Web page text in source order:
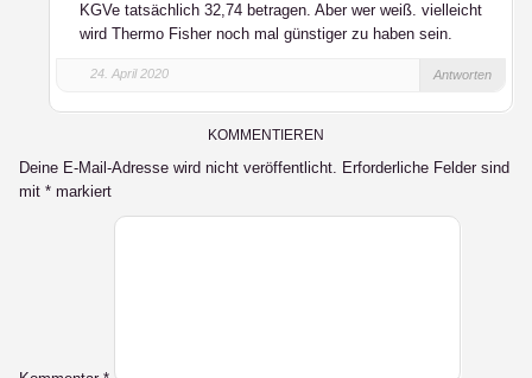
KGVe tatsächlich 32,74 betragen. Aber wer weiß. vielleicht
wird Thermo Fisher noch mal günstiger zu haben sein.
24. April 2020 Antworten
KOMMENTIEREN
Deine E-Mail-Adresse wird nicht veröffentlicht. Erforderliche Felder sind
mit * markiert